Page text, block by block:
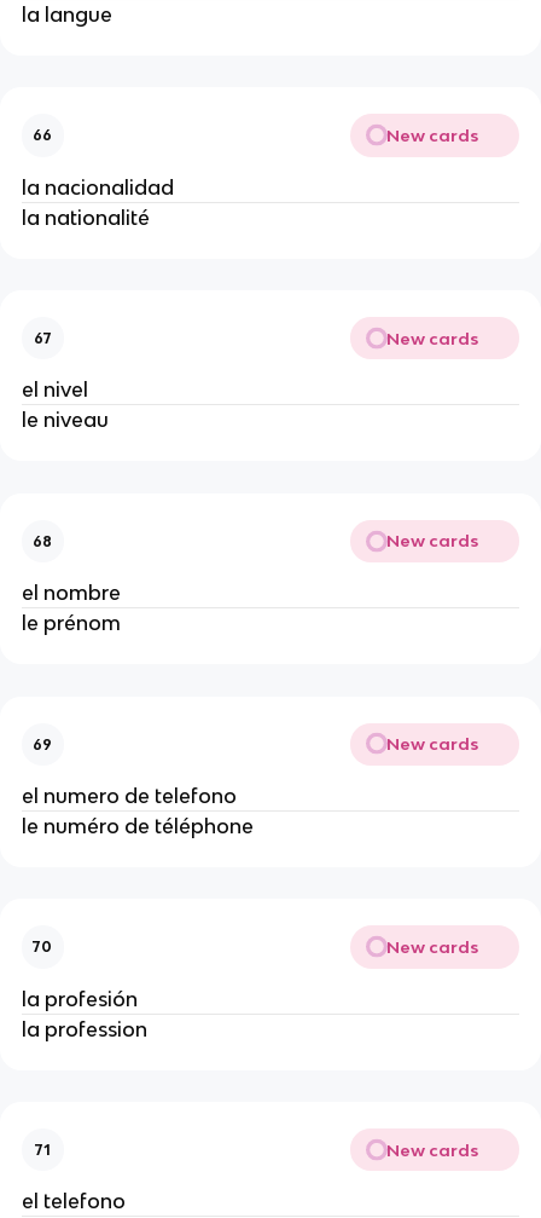
la langue
66 New cards
la nacionalidad
la nationalité
67 New cards
el nivel
le niveau
68 New cards
el nombre
le prénom
69 New cards
el numero de telefono
le numéro de téléphone
70 New cards
la profesión
la profession
71 New cards
el telefono